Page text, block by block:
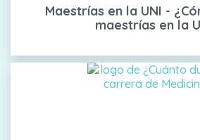
Maestrías en la UNI -
maestrías en la